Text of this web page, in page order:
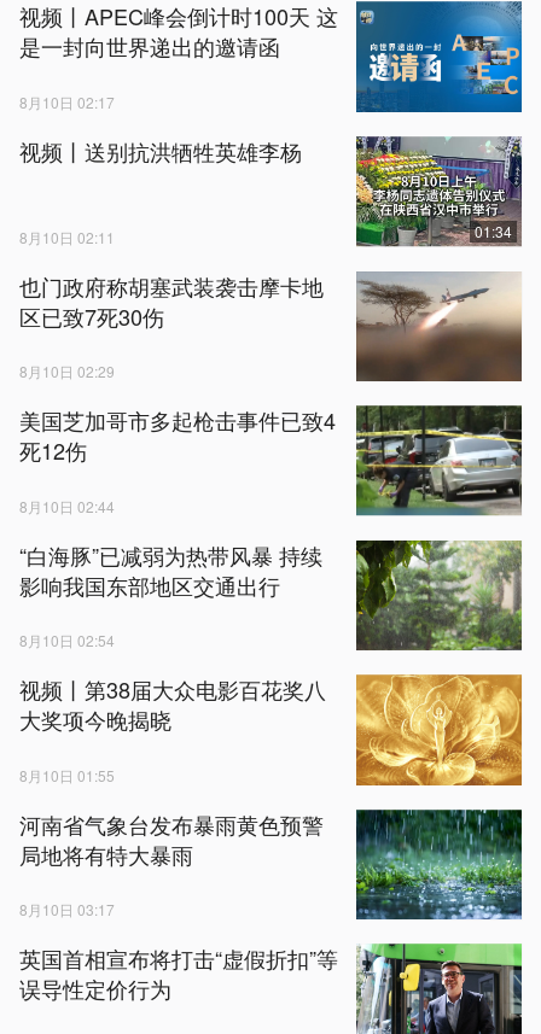
视频丨APEC峰会倒计时100天 这
是一封向世界递出的邀请函
8月10日 02:17
视频丨送别抗洪牺牲英雄李杨
8月10日 02:11 01:34
也门政府称胡塞武装袭击摩卡地
区已致7死30伤
8月10日 02:29
美国芝加哥市多起枪击事件已致4
死12伤
8月10日 02:44
“白海豚”已减弱为热带风暴 持续
影响我国东部地区交通出行
8月10日 02:54
视频丨第38届大众电影百花奖八
大奖项今晚揭晓
8月10日 01:55
河南省气象台发布暴雨黄色预警
局地将有特大暴雨
8月10日 03:17
英国首相宣布将打击“虚假折扣”等
误导性定价行为